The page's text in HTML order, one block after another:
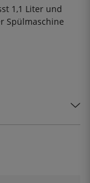
1,1 Liter und
Spülmaschine